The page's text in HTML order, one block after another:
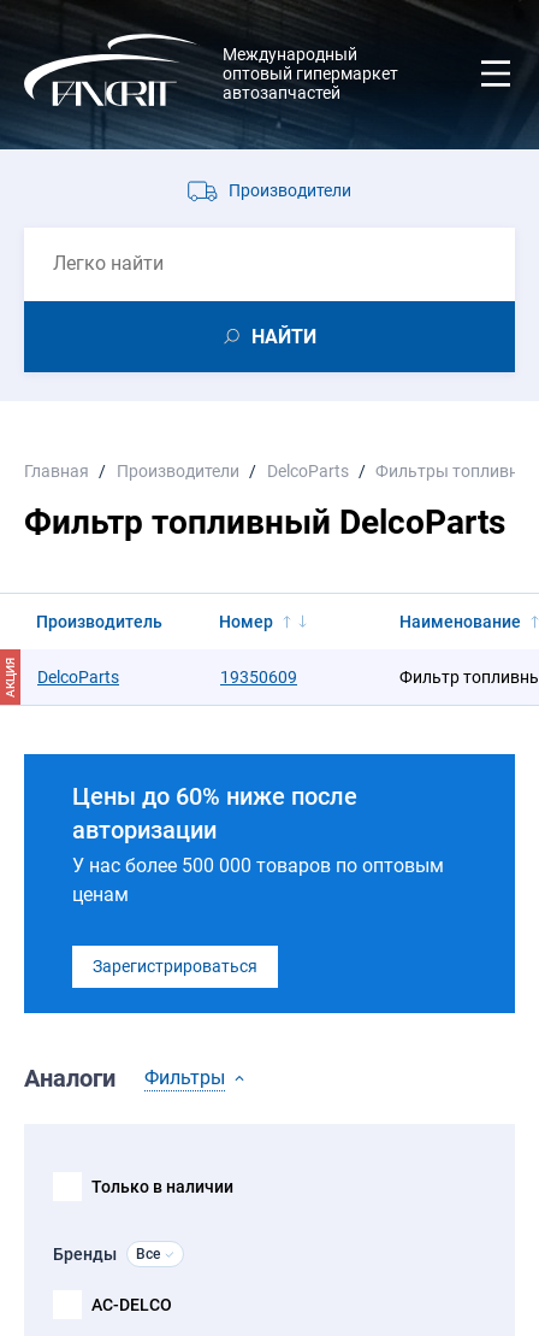
Международный
оптовый гипермаркет
автозапчастей
Производители
НАЙТИ
Главная Производители DelcoParts Фильтры
Фильтр топливный DelcoParts
Производитель Номер Наименование
АКЦИЯ DelcoParts 19350609 Фильтр
Цены до 60% ниже после
авторизации
У нас более 500 000 товаров по оптовым
ценам
Зарегистрироваться
Аналоги Фильтры
Только в наличии
Бренды Все
AC-DELCO